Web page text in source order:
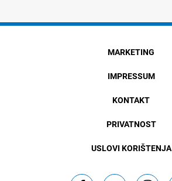
MARKETING
IMPRESSUM
KONTAKT
PRIVATNOST
USLOVI KORIŠTENJA